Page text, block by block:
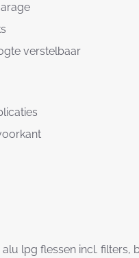
verstelbaar
alu lpg flessen incl. filters,